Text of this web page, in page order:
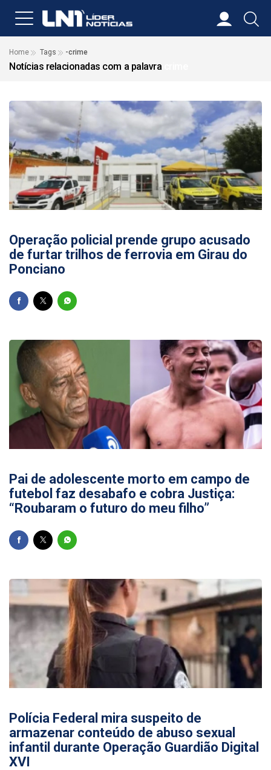
Home Tags -crime
Notícias relacionadas com a palavra
Operação policial prende grupo acusado
de furtar trilhos de ferrovia em Girau do
Ponciano
Pai de adolescente morto em campo de
futebol faz desabafo e cobra Justiça:
“Roubaram o futuro do meu filho”
Polícia Federal mira suspeito de
armazenar conteúdo de abuso sexual
infantil durante Operação Guardião Digital
XVI